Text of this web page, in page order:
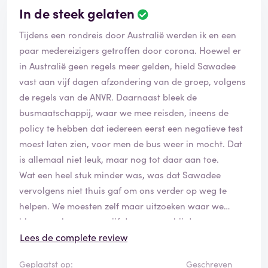
van NL. Wij hebben samen 3200 euro zakgeld
uitgegeven voor 24 dagen, nauwelijks souvenirs
gekocht of buitensporigs gedaan. Veel activiteiten
moeten apart betaald worden.
Zorg door SaWaDee: 1 deelnemer had een ongeluk
gehad en was de arm uit de kom en kwam stond
zonder hulp met partner na behandeling in het
hospitaal in de hoofdstad nachts op straat te staan
zonder aangeboden hulp. Een andere deelneemster
had een fles op haar hoofd gehad, een bult en
duizeligheid tot gevolg en was er geen
belangstelling/hulp door reisleiding. Een van de groep
is toen achtergebleven.
klim over rotsen lastig en som gevaarlijk. Een
In de steek gelaten
Tijdens een rondreis door Australië werden ik en een
paar medereizigers getroffen door corona. Hoewel er
in Australië geen regels meer gelden, hield Sawadee
vast aan vijf dagen afzondering van de groep, volgens
de regels van de ANVR. Daarnaast bleek de
busmaatschappij, waar we mee reisden, ineens de
policy te hebben dat iedereen eerst een negatieve test
moest laten zien, voor men de bus weer in mocht. Dat
is allemaal niet leuk, maar nog tot daar aan toe.
Wat een heel stuk minder was, was dat Sawadee
vervolgens niet thuis gaf om ons verder op weg te
helpen. We moesten zelf maar uitzoeken waar we
bleven en hoe we na vijf dagen weer bij de groep
konden aansluiten, ruim 1.500 kilometer verderop. Ook
Lees de complete review
Geplaatst op:
Geschreven